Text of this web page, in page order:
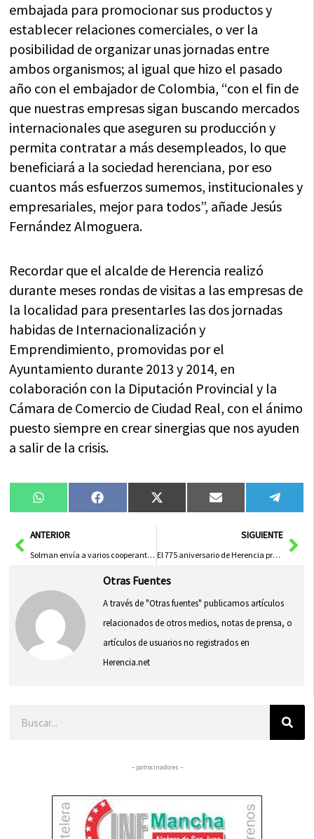
embajada para promocionar sus productos y
establecer relaciones comerciales, o ver la
posibilidad de organizar unas jornadas entre
ambos organismos; al igual que hizo el pasado
año con el embajador de Colombia, “con el fin de
que nuestras empresas sigan buscando mercados
internacionales que aseguren su producción y
permita contratar a más desempleados, lo que
beneficiará a la sociedad herenciana, por eso
cuantos más esfuerzos sumemos, institucionales y
empresariales, mejor para todos”, añade Jesús
Fernández Almoguera.
Recordar que el alcalde de Herencia realizó
durante meses rondas de visitas a las empresas de
la localidad para presentarles las dos jornadas
habidas de Internacionalización y
Emprendimiento, promovidas por el
Ayuntamiento durante 2013 y 2014, en
colaboración con la Diputación Provincial y la
Cámara de Comercio de Ciudad Real, con el ánimo
puesto siempre en crear sinergias que nos ayuden
a salir de la crisis.
Compartir
en
WhatsAppCompartir
en
FacebookCompartir
en
X
(Twitter)
Compartir
en
Email
en
AntANTERIOR
Solman envía a varios cooperantes de Herencia a Honduras y El Salvador
SIGUIENTE
El 775 aniversario de Herencia protagoniza un cupón de la ONCE
Otras Fuentes
A través de "Otras fuentes" publicamos artículos
relacionados de otros medios, notas de prensa, o
artículos de usuarios no registrados en
Herencia.net
– patrocinadores –